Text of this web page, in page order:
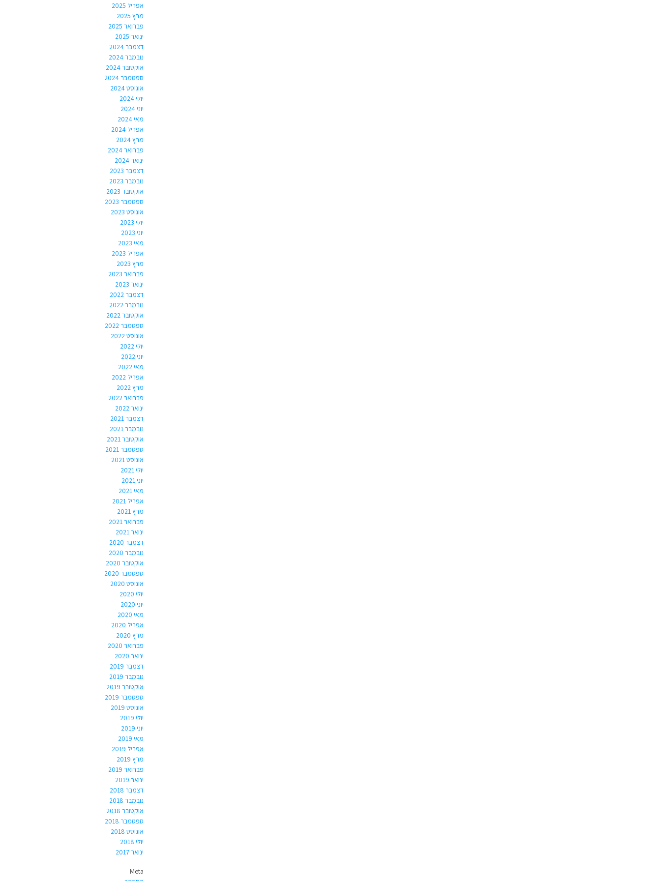
אפריל 2025
מרץ 2025
פברואר 2025
ינואר 2025
דצמבר 2024
נובמבר 2024
אוקטובר 2024
ספטמבר 2024
אוגוסט 2024
יולי 2024
יוני 2024
מאי 2024
אפריל 2024
מרץ 2024
פברואר 2024
ינואר 2024
דצמבר 2023
נובמבר 2023
אוקטובר 2023
ספטמבר 2023
אוגוסט 2023
יולי 2023
יוני 2023
מאי 2023
אפריל 2023
מרץ 2023
פברואר 2023
ינואר 2023
דצמבר 2022
נובמבר 2022
אוקטובר 2022
ספטמבר 2022
אוגוסט 2022
יולי 2022
יוני 2022
מאי 2022
אפריל 2022
מרץ 2022
פברואר 2022
ינואר 2022
דצמבר 2021
נובמבר 2021
אוקטובר 2021
ספטמבר 2021
אוגוסט 2021
יולי 2021
יוני 2021
מאי 2021
אפריל 2021
מרץ 2021
פברואר 2021
ינואר 2021
דצמבר 2020
נובמבר 2020
אוקטובר 2020
ספטמבר 2020
אוגוסט 2020
יולי 2020
יוני 2020
מאי 2020
אפריל 2020
מרץ 2020
פברואר 2020
ינואר 2020
דצמבר 2019
נובמבר 2019
אוקטובר 2019
ספטמבר 2019
אוגוסט 2019
יולי 2019
יוני 2019
מאי 2019
אפריל 2019
מרץ 2019
פברואר 2019
ינואר 2019
דצמבר 2018
נובמבר 2018
אוקטובר 2018
ספטמבר 2018
אוגוסט 2018
יולי 2018
ינואר 2017
Meta